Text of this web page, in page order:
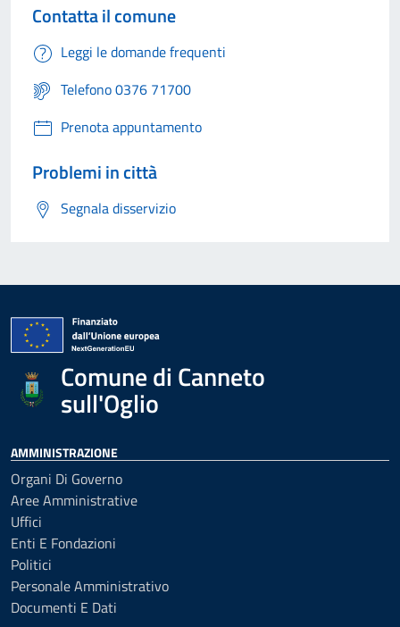
Contatta il comune
Leggi le domande frequenti
Telefono 0376 71700
Prenota appuntamento
Problemi in città
Segnala disservizio
Comune di Canneto
sull'Oglio
AMMINISTRAZIONE
Organi Di Governo
Aree Amministrative
Uffici
Enti E Fondazioni
Politici
Personale Amministrativo
Documenti E Dati